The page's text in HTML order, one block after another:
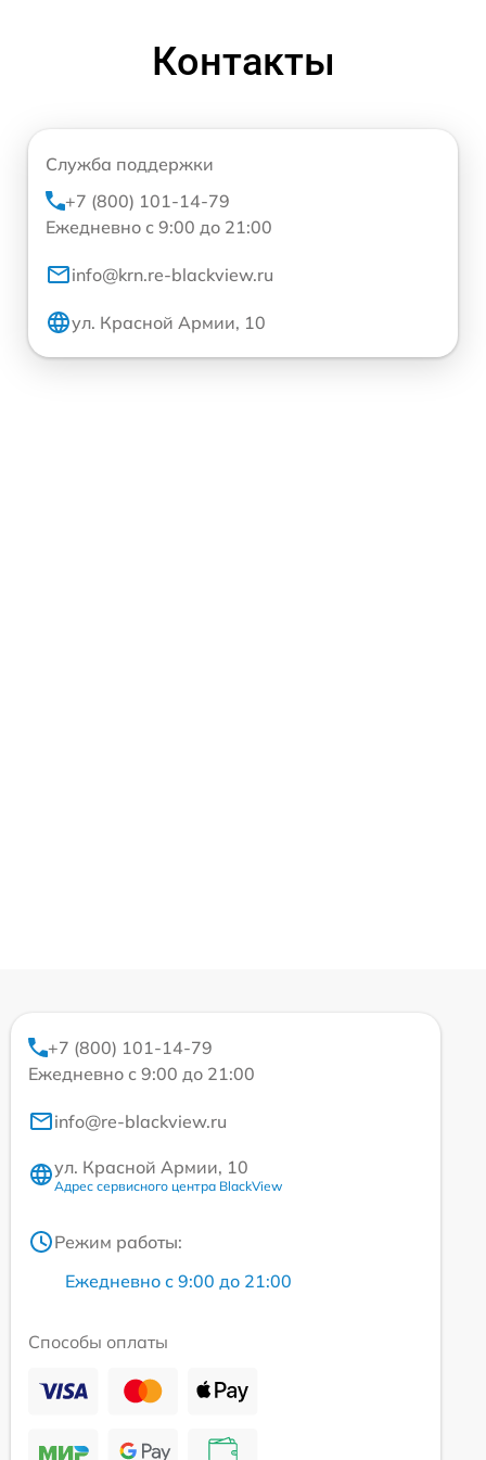
Контакты
Служба поддержки
+7 (800) 101-14-79
Ежедневно с 9:00 до 21:00
info@krn.re-blackview.ru
ул. Красной Армии, 10
+7 (800) 101-14-79
Ежедневно с 9:00 до 21:00
info@re-blackview.ru
ул. Красной Армии, 10
Адрес сервисного центра BlackView
Режим работы:
Ежедневно с 9:00 до 21:00
Способы оплаты